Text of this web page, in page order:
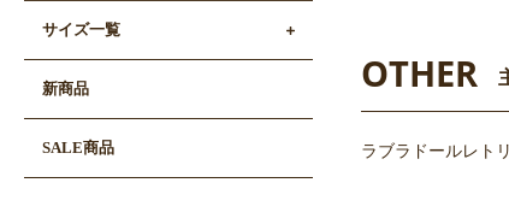
OTHER
ラブラドールレト
サイズ一覧
新商品
SALE商品